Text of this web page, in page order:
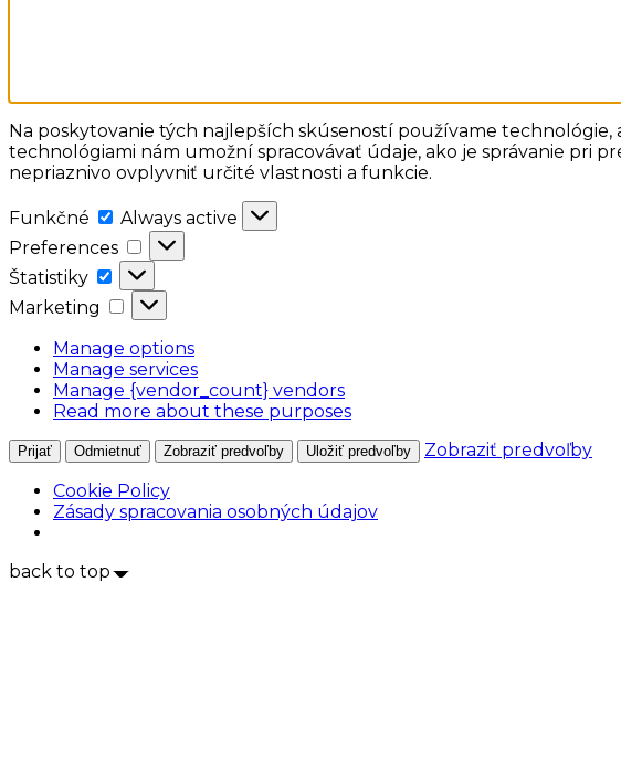
Na poskytovanie tých najlepších skúseností používame
technológiami nám umožní spracovávať údaje, ako je správanie pri
nepriaznivo ovplyvniť určité vlastnosti a funkcie.
Funkčné Funkčné
Always active
Preferences
Preferences
Štatistiky
Štatistiky
Marketing
Marketing
Manage options
Manage services
Manage {vendor_count} vendors
Read more about these purposes
Prijať Odmietnuť Zobraziť predvoľby Uložiť predvoľby
Zobraziť predvoľby
Cookie Policy
Zásady spracovania osobných údajov
back to top